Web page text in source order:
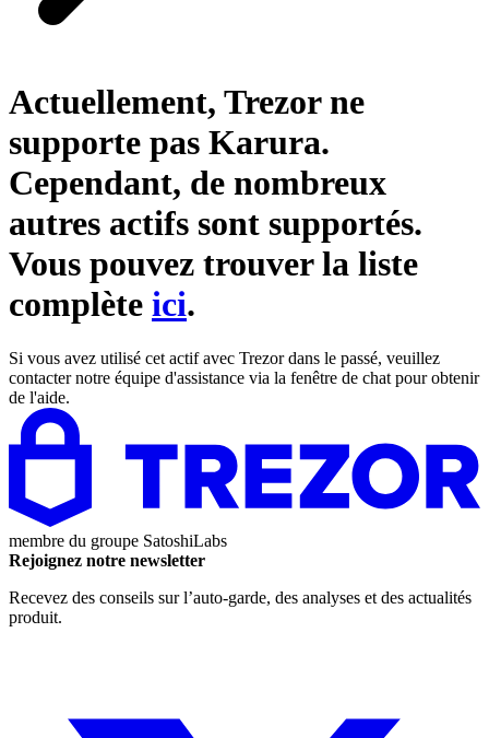
Actuellement, Trezor ne
supporte pas Karura.
Cependant, de nombreux
autres actifs sont supportés.
Vous pouvez trouver la liste
complète ici.
Si vous avez utilisé cet actif avec Trezor dans le passé, veuillez
contacter notre équipe d'assistance via la fenêtre de chat pour obtenir
de l'aide.
membre du groupe SatoshiLabs
Rejoignez notre newsletter
Recevez des conseils sur l’auto-garde, des analyses et des actualités
produit.